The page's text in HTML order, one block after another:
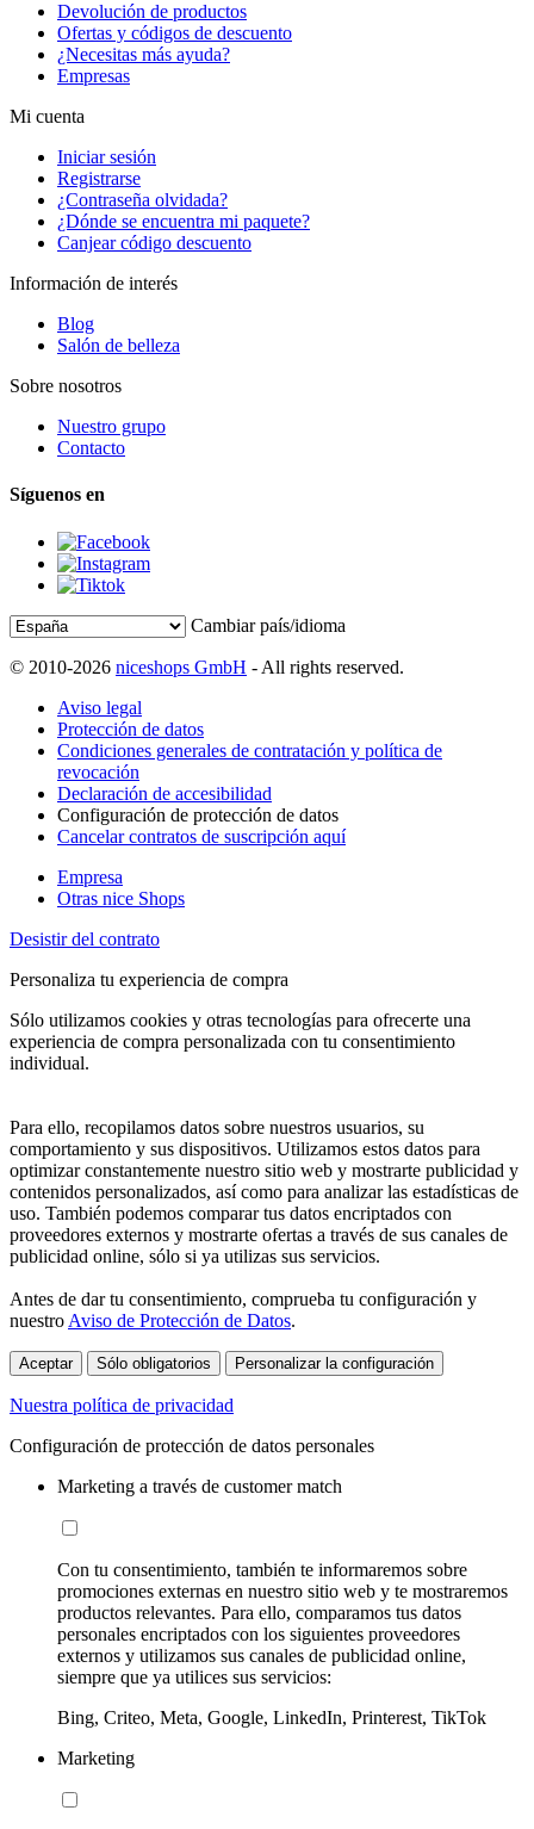
Devolución de productos
Ofertas y códigos de descuento
¿Necesitas más ayuda?
Empresas
Mi cuenta
Iniciar sesión
Registrarse
¿Contraseña olvidada?
¿Dónde se encuentra mi paquete?
Canjear código descuento
Información de interés
Blog
Salón de belleza
Sobre nosotros
Nuestro grupo
Contacto
Síguenos en
Cambiar país/idioma
© 2010-2026 niceshops GmbH - All rights reserved.
Aviso legal
Protección de datos
Condiciones generales de contratación y política de
revocación
Declaración de accesibilidad
Configuración de protección de datos
Cancelar contratos de suscripción aquí
Empresa
Otras nice Shops
Desistir del contrato
Personaliza tu experiencia de compra
Sólo utilizamos cookies y otras tecnologías para ofrecerte una
experiencia de compra personalizada con tu consentimiento
individual.
Para ello, recopilamos datos sobre nuestros usuarios, su
comportamiento y sus dispositivos. Utilizamos estos datos para
optimizar constantemente nuestro sitio web y mostrarte publicidad y
contenidos personalizados, así como para analizar las estadísticas de
uso. También podemos comparar tus datos encriptados con
proveedores externos y mostrarte ofertas a través de sus canales de
publicidad online, sólo si ya utilizas sus servicios.
Antes de dar tu consentimiento, comprueba tu configuración y
nuestro Aviso de Protección de Datos.
Aceptar Sólo obligatorios Personalizar la configuración
Nuestra política de privacidad
Configuración de protección de datos personales
Marketing a través de customer match
Con tu consentimiento, también te informaremos sobre
promociones externas en nuestro sitio web y te mostraremos
productos relevantes. Para ello, comparamos tus datos
personales encriptados con los siguientes proveedores
externos y utilizamos sus canales de publicidad online,
siempre que ya utilices sus servicios:
Bing, Criteo, Meta, Google, LinkedIn, Printerest, TikTok
Marketing